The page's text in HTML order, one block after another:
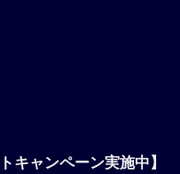
キャンペーン実施中】